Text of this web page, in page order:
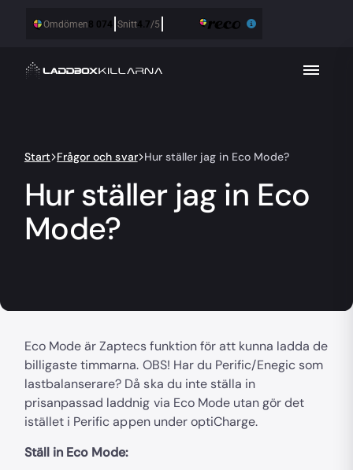
Start Frågor och svar Hur ställer jag in Eco Mode?
Hur ställer jag in Eco
Mode?
Eco Mode är Zaptecs funktion för att kunna ladda de
billigaste timmarna. OBS! Har du Perific/Enegic som
lastbalanserare? Då ska du inte ställa in
prisanpassad laddnig via Eco Mode utan gör det
istället i Perific appen under optiCharge.
Ställ in Eco Mode: